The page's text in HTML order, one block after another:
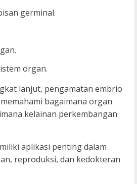
germinal.
organ.
lanjut, pengamatan embrio
bagaimana organ
kelainan perkembangan
aplikasi penting dalam
reproduksi, dan kedokteran